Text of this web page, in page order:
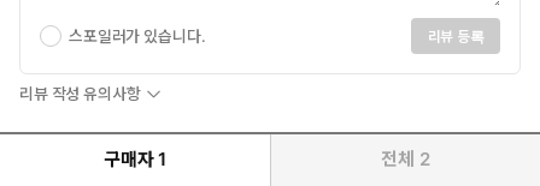
스포일러가 있습니다. 리뷰 등록
리뷰 작성 유의사항
구매자 1 전체 2